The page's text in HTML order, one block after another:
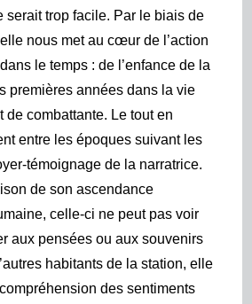
serait trop facile. Par le biais de
nous met au cœur de l’action
le temps : de l’enfance de la
premières années dans la vie
de combattante. Le tout en
entre les époques suivant les
témoignage de la narratrice.
de son ascendance
celle-ci ne peut pas voir
aux pensées ou aux souvenirs
habitants de la station, elle
des sentiments